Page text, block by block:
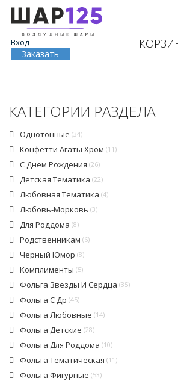
Вход
Заказать
КАТЕГОРИИ РАЗДЕЛА
Однотонные (34)
Конфетти Агаты Хром (11)
С Днем Рождения (26)
Детская Тематика (22)
Любовная Тематика (4)
Любовь-Морковь (3)
Для Роддома (8)
Родственникам (6)
Черный Юмор (8)
Комплименты (5)
Фольга Звезды И Сердца (35)
Фольга С Др (45)
Фольга Любовные (14)
Фольга Детские (28)
Фольга Для Роддома (10)
Фольга Тематическая (11)
Фольга Фигурные (53)